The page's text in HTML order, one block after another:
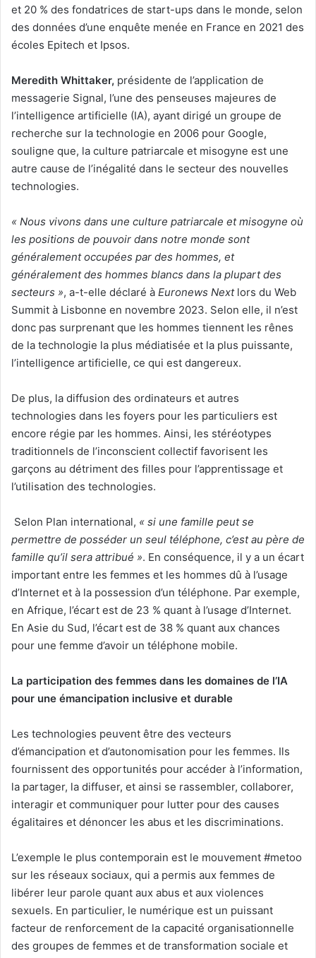
et 20 % des fondatrices de start-ups dans le monde, selon
des données d’une enquête menée en France en 2021 des
écoles Epitech et Ipsos.
Meredith Whittaker, présidente de l’application de
messagerie Signal, l’une des penseuses majeures de
l’intelligence artificielle (IA), ayant dirigé un groupe de
recherche sur la technologie en 2006 pour Google,
souligne que, la culture patriarcale et misogyne est une
autre cause de l’inégalité dans le secteur des nouvelles
technologies.
« Nous vivons dans une culture patriarcale et misogyne où
les positions de pouvoir dans notre monde sont
généralement occupées par des hommes, et
généralement des hommes blancs dans la plupart des
secteurs », a-t-elle déclaré à Euronews Nextlors du Web
Summit à Lisbonne en novembre 2023. Selon elle, il n’est
donc pas surprenant que les hommes tiennent les rênes
de la technologie la plus médiatisée et la plus puissante,
l’intelligence artificielle, ce qui est dangereux.
De plus, la diffusion des ordinateurs et autres
technologies dans les foyers pour les particuliers est
encore régie par les hommes. Ainsi, les stéréotypes
traditionnels de l’inconscient collectif favorisent les
garçons au détriment des filles pour l’apprentissage et
l’utilisation des technologies.
Selon Plan international, « si une famille peut se
permettre de posséder un seul téléphone, c’est au père de
famille qu’il sera attribué ». En conséquence, il y a un écart
important entre les femmes et les hommes dû à l’usage
d’Internet et à la possession d’un téléphone. Par exemple,
en Afrique, l’écart est de 23 % quant à l’usage d’Internet.
En Asie du Sud, l’écart est de 38 % quant aux chances
pour une femme d’avoir un téléphone mobile.
La participation des femmes dans les domaines de l’IA
pour une émancipation inclusive et durable
Les technologies peuvent être des vecteurs
d’émancipation et d’autonomisation pour les femmes. Ils
fournissent des opportunités pour accéder à l’information,
la partager, la diffuser, et ainsi se rassembler, collaborer,
interagir et communiquer pour lutter pour des causes
égalitaires et dénoncer les abus et les discriminations.
L’exemple le plus contemporain est le mouvement #metoo
sur les réseaux sociaux, qui a permis aux femmes de
libérer leur parole quant aux abus et aux violences
sexuels. En particulier, le numérique est un puissant
facteur de renforcement de la capacité organisationnelle
des groupes de femmes et de transformation sociale et